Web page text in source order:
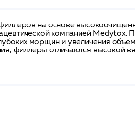
на основе
компанией Medytox.
морщин и увеличения
филлеры отличаются высокой